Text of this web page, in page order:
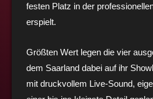
festen Platz in der
erspielt.
Größten Wert legen die vier
dem Saarland dabei auf ihr
mit druckvollem Live-Sound,